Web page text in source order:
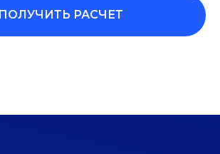
ПОЛУЧИТЬ РАСЧЕТ